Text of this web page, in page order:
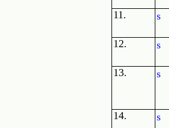
11.
s
12.
s
13.
s
14.
s